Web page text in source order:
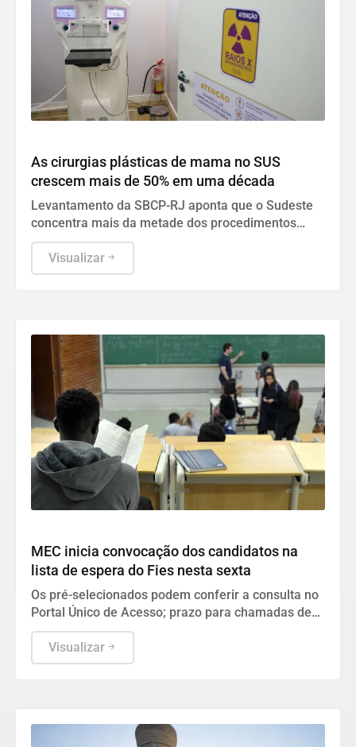
As cirurgias plásticas de mama no SUS
crescem mais de 50% em uma década
Levantamento da SBCP-RJ aponta que o Sudeste
concentra mais da metade dos procedimentos
reparadores e pós-mastectomia realizados no país.
Visualizar
MEC inicia convocação dos candidatos na
lista de espera do Fies nesta sexta
Os pré-selecionados podem conferir a consulta no
Portal Único de Acesso; prazo para chamadas de
estudantes segue aberto até o dia 24 de setembro.
Visualizar